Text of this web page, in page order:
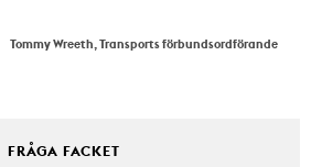
Tommy Wreeth, Transports förbundsordförande
FRÅGA FACKET